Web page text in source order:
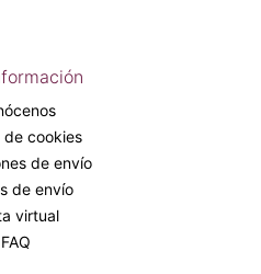
de cookies
de envío
de envío
virtual
FAQ